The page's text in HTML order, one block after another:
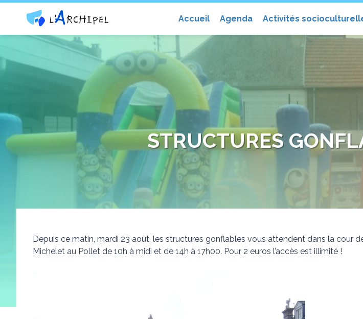
Accueil Agenda Activités
Centre social et culturel l'Archipel
STRUCTURES
Depuis ce matin, mardi 23 août, les structures gonflables vous attendent dans la cour
Michelet au Pollet de 10h à midi et de 14h à 17h00. Pour 2 euros l’accès est illimité !